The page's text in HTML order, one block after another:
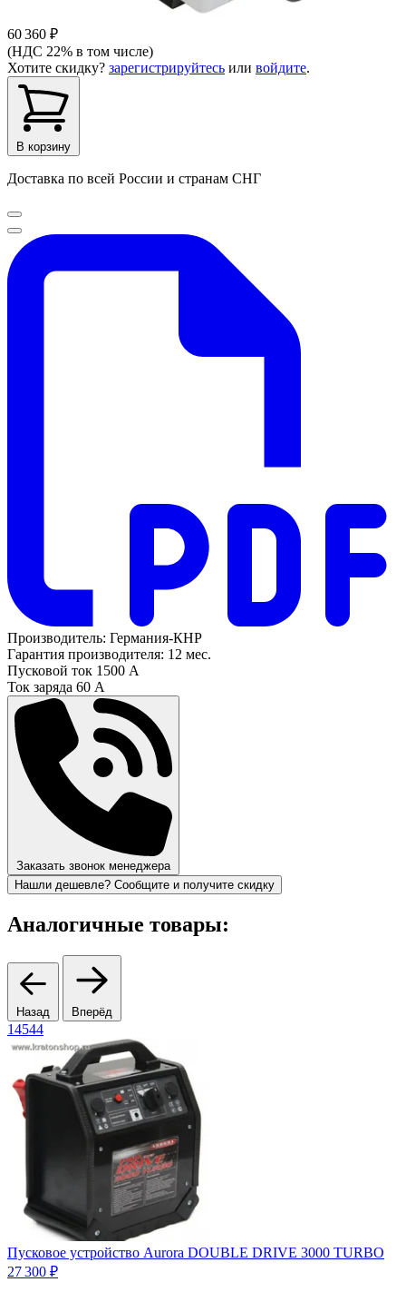
60 360 ₽
(НДС 22% в том числе)
Хотите скидку? зарегистрируйтесь или войдите.
В корзину
Доставка по всей России и странам СНГ
Производитель: Германия-КНР
Гарантия производителя: 12 мес.
Пусковой ток 1500 А
Ток заряда 60 А
Заказать звонок менеджера
Нашли дешевле? Сообщите и получите скидку
Аналогичные товары:
Назад Вперёд
14544
Пусковое устройство Aurora DOUBLE DRIVE 3000 TURBO
27 300 ₽